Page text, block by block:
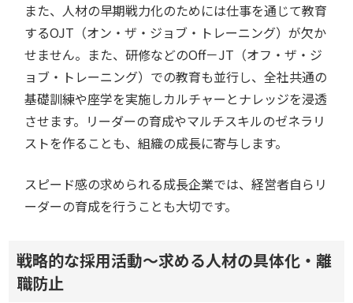
また、人材の早期戦力化のためには仕事を通じて教育
するOJT（オン・ザ・ジョブ・トレーニング）が欠か
せません。また、研修などのOff－JT（オフ・ザ・ジ
ョブ・トレーニング）での教育も並行し、全社共通の
基礎訓練や座学を実施しカルチャーとナレッジを浸透
させます。リーダーの育成やマルチスキルのゼネラリ
ストを作ることも、組織の成長に寄与します。
スピード感の求められる成長企業では、経営者自らリ
ーダーの育成を行うことも大切です。
戦略的な採用活動～求める人材の具体化・離
職防止